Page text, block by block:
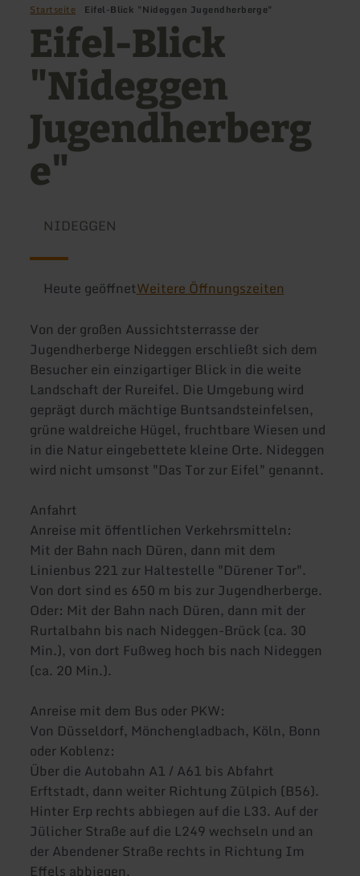
Startseite Eifel-Blick "Nideggen Jugendherberge"
Eifel-Blick
"Nideggen
Jugendherberg
e"
NIDEGGEN
Heute geöffnetWeitere Öffnungszeiten
Von der großen Aussichtsterrasse der
Jugendherberge Nideggen erschließt sich dem
Besucher ein einzigartiger Blick in die weite
Landschaft der Rureifel. Die Umgebung wird
geprägt durch mächtige Buntsandsteinfelsen,
grüne waldreiche Hügel, fruchtbare Wiesen und
in die Natur eingebettete kleine Orte. Nideggen
wird nicht umsonst "Das Tor zur Eifel" genannt.
Anfahrt
Anreise mit öffentlichen Verkehrsmitteln:
Mit der Bahn nach Düren, dann mit dem
Linienbus 221 zur Haltestelle "Dürener Tor".
Von dort sind es 650 m bis zur Jugendherberge.
Oder: Mit der Bahn nach Düren, dann mit der
Rurtalbahn bis nach Nideggen-Brück (ca. 30
Min.), von dort Fußweg hoch bis nach Nideggen
(ca. 20 Min.).
Anreise mit dem Bus oder PKW:
Von Düsseldorf, Mönchengladbach, Köln, Bonn
oder Koblenz:
Über die Autobahn A1 / A61 bis Abfahrt
Erftstadt, dann weiter Richtung Zülpich (B56).
Hinter Erp rechts abbiegen auf die L33. Auf der
Jülicher Straße auf die L249 wechseln und an
der Abendener Straße rechts in Richtung Im
Effels abbiegen.